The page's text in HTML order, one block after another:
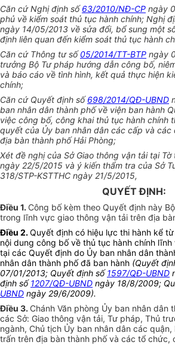
Căn cứ Nghị định số63/2010/NĐ-CP ngày
phủ về kiểm soát thủ tục hành chính; Nghị
ngày 14/05/2013 về sửa đổi, bổ sung một
định liên quan đến kiểm soát thủ tục hành
Căn cứ Thông tư số05/2014/TT-BTP ngày
trưởng Bộ Tư pháp hướng dẫn công bố,
và báo cáo về tình hình, kết quả thực hiện
chính;
Căn cứ Quyết định số698/2014/QĐ-UBND
ban nhân dân thành phố về viện ban hành
việc công bố, công khai thủ tục hành chính
quyết của Ủy ban nhân dân các cấp và
địa bàn thành phố Hải Phòng;
Xét đề nghị của Sở Giao thông vận tải tại Tờ
ngày 22/5/2015 và ý kiến thẩm tra của Sở
318/STP-KSTTHC ngày 21/5/2015,
QUYẾT ĐỊNH:
Điều 1. Công bố kèm theo Quyết định này
trong lĩnh vực giao thông vận tải trên địa
Điều 2.Quyết định có hiệu lực thi hành kể
nội dung công bố về thủ tục hành chính
tại các Quyết định do Ủy ban nhân dân
nhân dân thành phố đã ban hành (Quyết
07/01/2013; Quyết định số1597/QĐ-UBND
định số1207/QĐ-UBND ngày 18/8/2009;
UBND ngày 29/6/2009).
Điều 3. Chánh Văn phòng Ủy ban nhân dân
các Sở: Giao thông vận tải, Tư pháp, Thủ
ngành, Chủ tịch Ủy ban nhân dân các
trấn trên địa bàn thành phố và các tổ chức,